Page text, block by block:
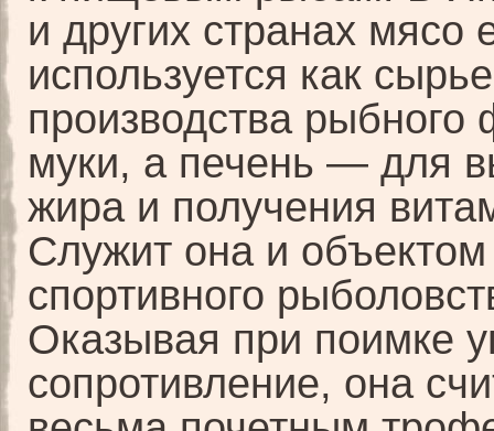
и других странах мясо
используется как
производства
муки, а печень — для
жира и получения
Служит она и объектом
спортивного
Оказывая при поимке
сопротивление, она